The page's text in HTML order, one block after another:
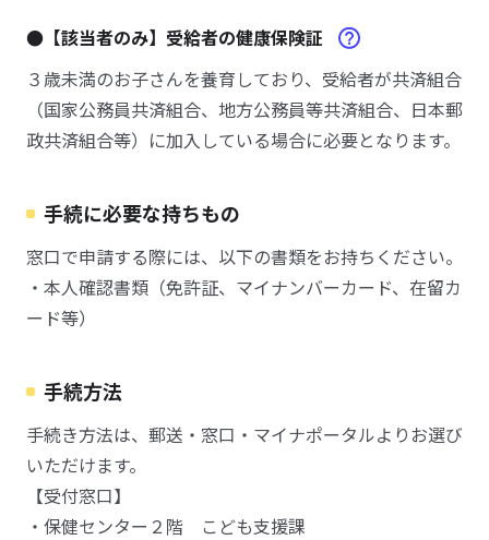
●【該当者のみ】受給者の健康保険証
３歳未満のお子さんを養育しており、受給者が共済組合
（国家公務員共済組合、地方公務員等共済組合、日本郵
政共済組合等）に加入している場合に必要となります。
手続に必要な持ちもの
窓口で申請する際には、以下の書類をお持ちください。
・本人確認書類（免許証、マイナンバーカード、在留カ
ード等）
手続方法
手続き方法は、郵送・窓口・マイナポータルよりお選び
いただけます。
【受付窓口】
・保健センター２階 こども支援課